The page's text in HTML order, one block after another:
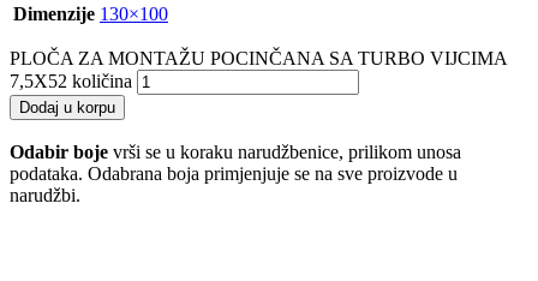
Dimenzije 130×100
PLOČA ZA MONTAŽU POCINČANA SA TURBO VIJCIMA
7,5X52 količina
Dodaj u korpu
Odabir boje vrši se u koraku narudžbenice, prilikom unosa
podataka. Odabrana boja primjenjuje se na sve proizvode u
narudžbi.